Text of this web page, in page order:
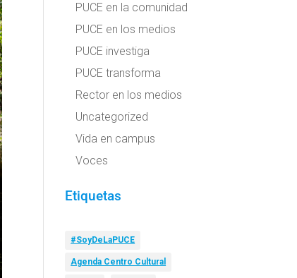
PUCE en la comunidad
PUCE en los medios
PUCE investiga
PUCE transforma
Rector en los medios
Uncategorized
Vida en campus
Voces
Etiquetas
#SoyDeLaPUCE
Agenda Centro Cultural